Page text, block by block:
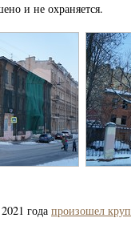
и не охраняется.
года произошел